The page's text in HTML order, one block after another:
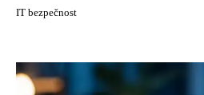
IT bezpečnost